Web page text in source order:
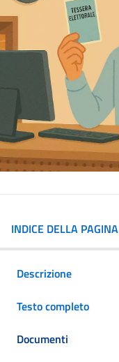
INDICE DELLA PAGINA
Descrizione
Testo completo
Documenti